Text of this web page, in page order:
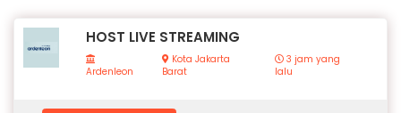
HOST LIVE STREAMING
Ardenleon
Kota Jakarta
Barat
3 jam yang
lalu